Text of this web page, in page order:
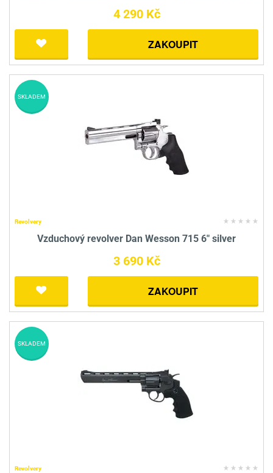
4 290 Kč
ZAKOUPIT
Revolvery
Vzduchový revolver Dan Wesson 715 6" silver
3 690 Kč
ZAKOUPIT
SKLADEM
Revolvery
SKLADEM